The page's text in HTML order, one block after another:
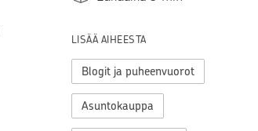
LISÄÄ AIHEESTA
Blogit ja puheenvuorot
Asuntokauppa